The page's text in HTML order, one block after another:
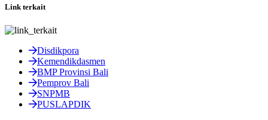
Link terkait
Disdikpora
Kemendikdasmen
BMP Provinsi Bali
Pemprov Bali
SNPMB
PUSLAPDIK